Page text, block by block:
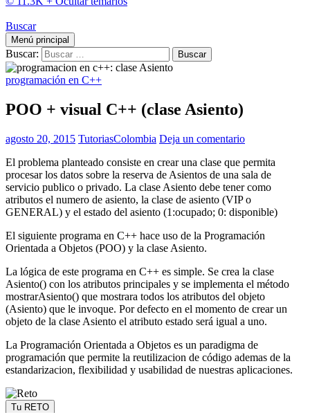
Buscar
Menú principal
Buscar:
programación en C++
POO + visual C++ (clase Asiento)
agosto 20, 2015 TutoriasColombia Deja un comentario
El problema planteado consiste en crear una clase que permita
procesar los datos sobre la reserva de Asientos de una sala de
servicio publico o privado. La clase Asiento debe tener como
atributos el numero de asiento, la clase de asiento (VIP o
GENERAL) y el estado del asiento (1:ocupado; 0: disponible)
El siguiente programa en C++ hace uso de la Programación
Orientada a Objetos (POO) y la clase Asiento.
La lógica de este programa en C++ es simple. Se crea la clase
Asiento() con los atributos principales y se implementa el método
mostrarAsiento() que mostrara todos los atributos del objeto
(Asiento) que le invoque. Por defecto en el momento de crear un
objeto de la clase Asiento el atributo estado será igual a uno.
La Programación Orientada a Objetos es un paradigma de
programación que permite la reutilizacion de código ademas de la
estandarizacion, flexibilidad y usabilidad de nuestras aplicaciones.
Tu RETO